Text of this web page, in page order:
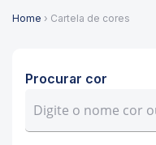
Home › Cartela de cores
Procurar cor